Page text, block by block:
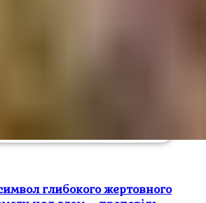
глибокого жертовного